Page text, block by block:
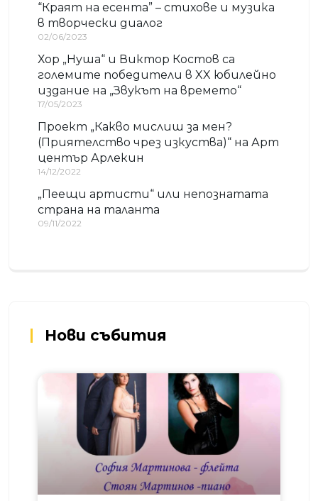
“Краят на есента” – стихове и музика
в творчески диалог
02/06/2023
Хор „Нуша“ и Виктор Костов са
големите победители в XX юбилейно
издание на „Звукът на времето“
17/05/2023
Проект „Какво мислиш за мен?
(Приятелство чрез изкуства)“ на Арт
център Арлекин
14/12/2022
„Пеещи артисти“ или непознатата
страна на таланта
09/11/2022
Нови събития